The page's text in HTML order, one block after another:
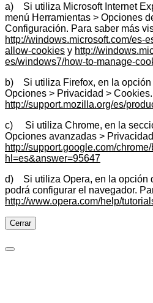
a) Si utiliza Microsoft Internet
menú Herramientas > Opciones
Configuración. Para saber más
http://windows.microsoft.com/es-
allow-cookies y http://
es/windows7/how-to-manage-
b) Si utiliza Firefox, en la opción
Opciones > Privacidad >
http://support.mozilla.org/es/
c) Si utiliza Chrome, en la
Opciones avanzadas >
http://support.google.com/
hl=es&answer=95647
d) Si utiliza Opera, en la opción
podrá configurar el navegador.
http://www.opera.com/help/
Cerrar